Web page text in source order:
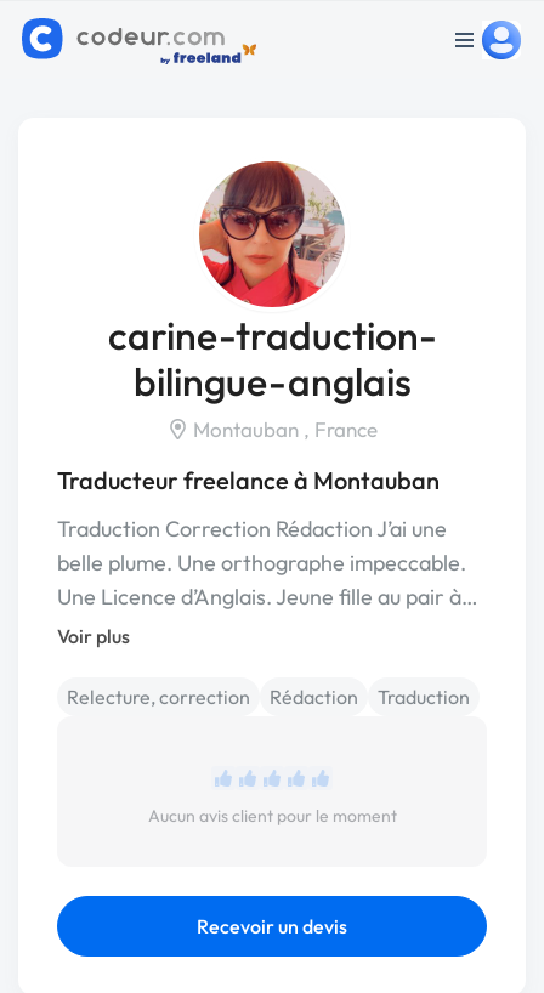
carine-traduction-
bilingue-anglais
Montauban , France
Traducteur freelance à Montauban
Traduction Correction Rédaction J’ai une
belle plume. Une orthographe impeccable.
Une Licence d’Anglais. Jeune fille au pair à…
Voir plus
Relecture, correction Rédaction Traduction
Aucun avis client pour le moment
Recevoir un devis